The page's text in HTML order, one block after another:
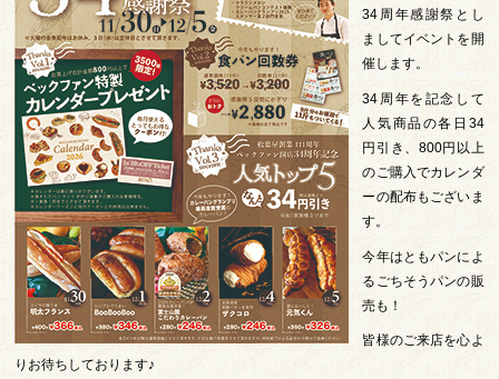
34周年感謝祭とし
ましてイベントを開
催します。
34周年を記念して
人気商品の各日34
円引き、800円以上
のご購入でカレンダ
ーの配布もございま
す。
今年はともパンによ
るごちそうパンの販
売も！
皆様のご来店を心よ
りお待ちしております♪